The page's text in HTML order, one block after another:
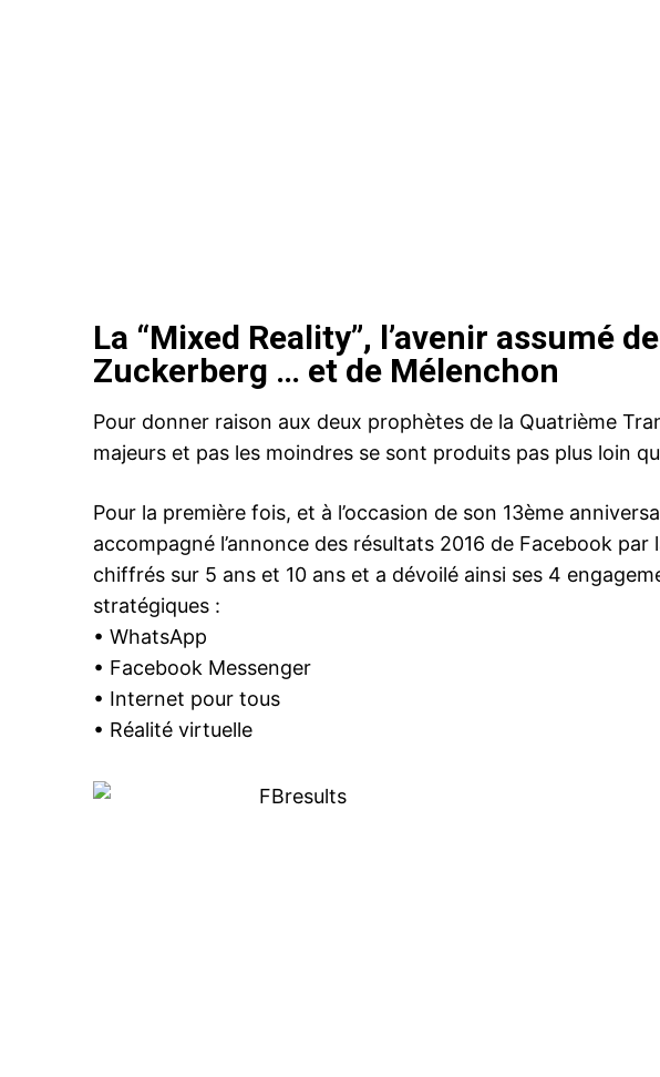
La “Mixed Reality”, l’avenir assumé
Zuckerberg … et de Mélenchon
Pour donner raison aux deux prophètes de la Quatrième
majeurs et pas les moindres se sont produits pas plus loin
Pour la première fois, et à l’occasion de son 13ème
accompagné l’annonce des résultats 2016 de Facebook
chiffrés sur 5 ans et 10 ans et a dévoilé ainsi ses 4
stratégiques :
• WhatsApp
• Facebook Messenger
• Internet pour tous
• Réalité virtuelle